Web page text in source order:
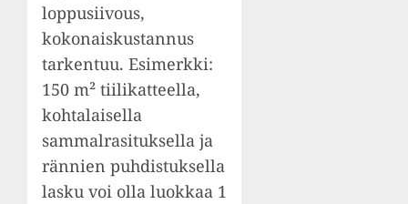
loppusiivous,
kokonaiskustannus
tarkentuu. Esimerkki:
150 m² tiilikatteella,
kohtalaisella
sammalrasituksella ja
rännien puhdistuksella
lasku voi olla luokkaa 1